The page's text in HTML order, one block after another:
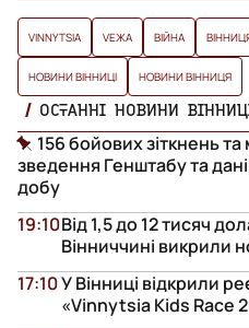
VINNYTSIA VЕЖА ВІЙНА
НОВИНИ ВІННИЦІ НОВИНИ ВІННИЦЯ
ОСТАННІ НОВИНИ
156 бойових зіткнень та
зведення Генштабу та
добу
Від 1,5 до 12 тисяч
Вінниччині викрили
19:10
У Вінниці відкрили
«Vinnytsia Kids Race
17:10